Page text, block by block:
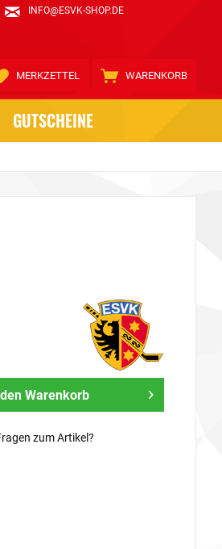
INFO@ESVK-SHOP.DE
WARENKORB
MERKZETTEL
GUTSCHEINE
Warenkorb
zum Artikel?